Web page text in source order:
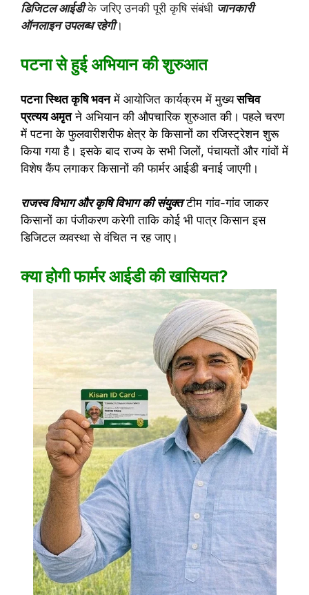
डिजिटल आईडीके जरिए उनकी पूरी कृषि संबंधी जानकारी
ऑनलाइन उपलब्ध रहेगी।
पटना से हुई अभियान की शुरुआत
पटना स्थित कृषि भवनमें आयोजित कार्यक्रम में मुख्यसचिव
प्रत्यय अमृतने अभियान की औपचारिक शुरुआत की। पहले चरण
में पटना के फुलवारीशरीफ क्षेत्र के किसानों का रजिस्ट्रेशन शुरू
किया गया है। इसके बाद राज्य के सभी जिलों, पंचायतों और गांवों में
विशेष कैंप लगाकर किसानों की फार्मर आईडी बनाई जाएगी।
राजस्व विभाग और कृषि विभाग की संयुक्तटीम गांव-गांव जाकर
किसानों का पंजीकरण करेगी ताकि कोई भी पात्र किसान इस
डिजिटल व्यवस्था से वंचित न रह जाए।
क्या होगी फार्मर आईडी की खासियत?